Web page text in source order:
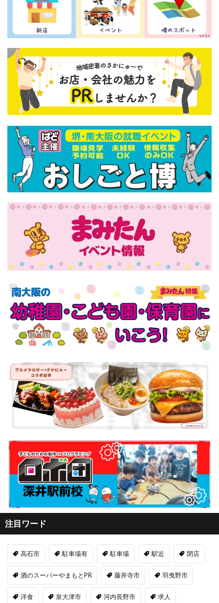
注目ワード
高石市 駐車場有 駐車場 駅近 閉店
酒のスーパーやまもとPR 藤井寺市 羽曳野市
洋食 泉大津市 河内長野市 求人